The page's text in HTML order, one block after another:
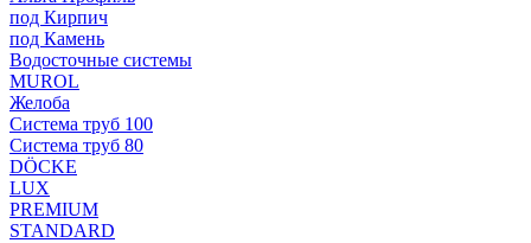
под Кирпич
под Камень
Водосточные системы
MUROL
Желоба
Система труб 100
Система труб 80
DÖCKE
LUX
PREMIUM
STANDARD